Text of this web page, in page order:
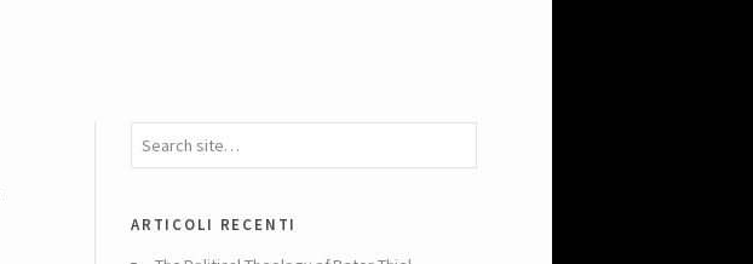
articoli recenti